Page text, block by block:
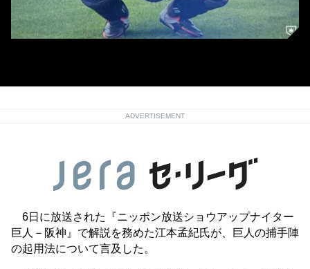
ADVERTISEMENT
6日に放送された『ニッポン放送ショウアップナイター
巨人－阪神』で解説を務めた江本孟紀氏が、巨人の捕手陣
の起用法について言及した。